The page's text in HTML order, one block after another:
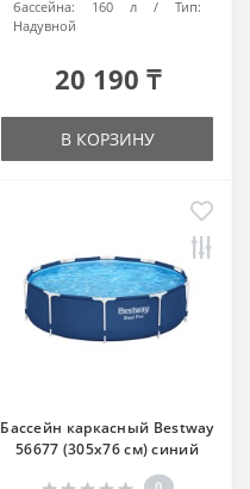
бассейна:
160 л
Тип:
Надувной
20 190 ₸
В КОРЗИНУ
Бассейн каркасный Bestway
56677 (305х76 см) синий